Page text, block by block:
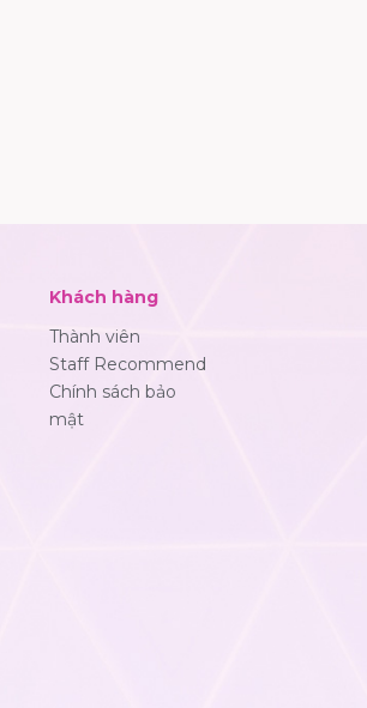
Khách hàng
Thành viên
Staff Recommend
Chính sách bảo
mật